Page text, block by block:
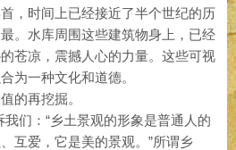
，时间上已经接近了半个世纪的历
。水库周围这些建筑物身上，已经
苍凉，震撼人心的力量。这些可视
为一种文化和道德。
的再挖掘。
们：“乡土景观的形象是普通人的
互爱，它是美的景观。”所谓乡